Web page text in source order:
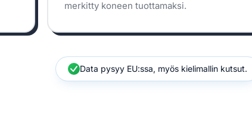
merkitty koneen tuottamaksi.
Data pysyy EU:ssa, myös kielimallin kutsut.